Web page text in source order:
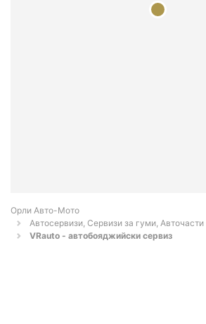
Орли Aвто-Mото
Автосервизи, Сервизи за гуми,
VRauto - автобояджийски сервиз